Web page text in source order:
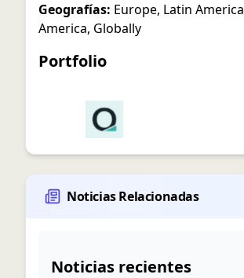
Geografías: Europe, Latin America
America, Globally
Portfolio
Noticias Relacionadas
Noticias recientes